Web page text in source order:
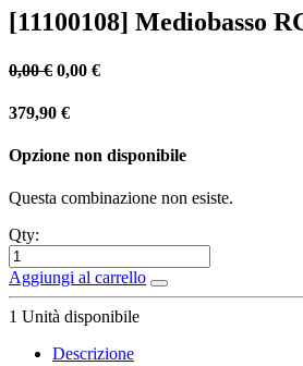
[11100108] Mediobasso
0,00€ 0,00 €
379,90 €
Opzione non disponibile
Questa combinazione non esiste.
Qty:
Aggiungi al carrello
1 Unità disponibile
Descrizione